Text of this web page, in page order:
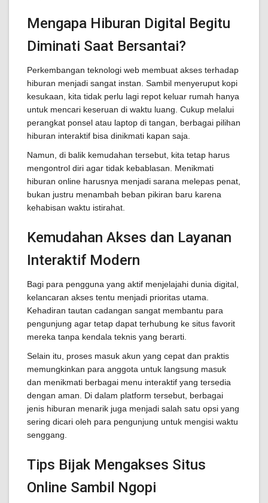
Mengapa Hiburan Digital Begitu
Diminati Saat Bersantai?
Perkembangan teknologi web membuat akses terhadap
hiburan menjadi sangat instan. Sambil menyeruput kopi
kesukaan, kita tidak perlu lagi repot keluar rumah hanya
untuk mencari keseruan di waktu luang. Cukup melalui
perangkat ponsel atau laptop di tangan, berbagai pilihan
hiburan interaktif bisa dinikmati kapan saja.
Namun, di balik kemudahan tersebut, kita tetap harus
mengontrol diri agar tidak kebablasan. Menikmati
hiburan online harusnya menjadi sarana melepas penat,
bukan justru menambah beban pikiran baru karena
kehabisan waktu istirahat.
Kemudahan Akses dan Layanan
Interaktif Modern
Bagi para pengguna yang aktif menjelajahi dunia digital,
kelancaran akses tentu menjadi prioritas utama.
Kehadiran tautan cadangan sangat membantu para
pengunjung agar tetap dapat terhubung ke situs favorit
mereka tanpa kendala teknis yang berarti.
Selain itu, proses masuk akun yang cepat dan praktis
memungkinkan para anggota untuk langsung masuk
dan menikmati berbagai menu interaktif yang tersedia
dengan aman. Di dalam platform tersebut, berbagai
jenis hiburan menarik juga menjadi salah satu opsi yang
sering dicari oleh para pengunjung untuk mengisi waktu
senggang.
Tips Bijak Mengakses Situs
Online Sambil Ngopi